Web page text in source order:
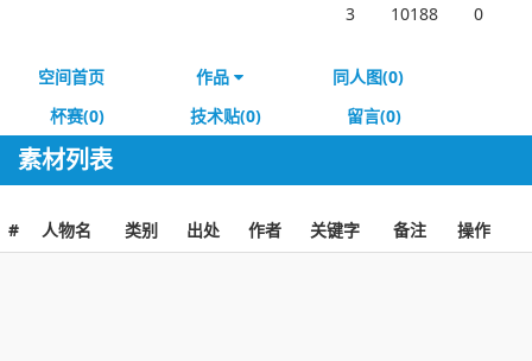
3
10188
0
空间首页 作品
同人图(0)
杯赛(0)
技术贴(0) 留言(0)
素材列表
# 人物名 类别 出处 作者 关键字 备注 操作